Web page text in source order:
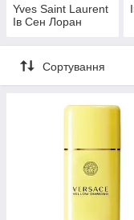
Yves Saint Laurent
Ів Сен Лоран
Сортування